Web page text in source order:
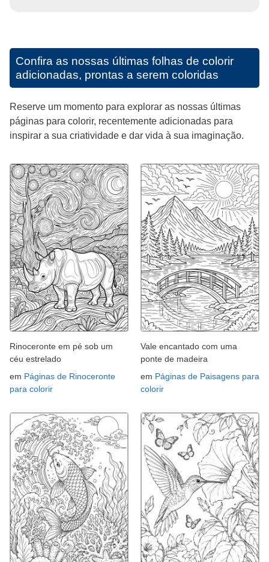
Confira as nossas últimas folhas de colorir
adicionadas, prontas a serem coloridas
Reserve um momento para explorar as nossas últimas
páginas para colorir, recentemente adicionadas para
inspirar a sua criatividade e dar vida à sua imaginação.
Rinoceronte em pé sob um
céu estrelado
em Páginas de Rinoceronte
para colorir
Vale encantado com uma
ponte de madeira
em Páginas de Paisagens para
colorir